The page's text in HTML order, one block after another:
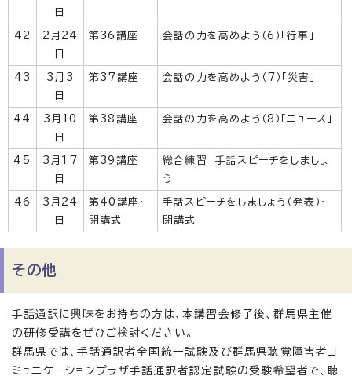
日
42
2月24
日
第36講座 会話の力を高めよう（6）「行事」
43
3月3
日
第37講座 会話の力を高めよう（7）「災害」
44
3月10
日
第38講座 会話の力を高めよう（8）「ニュース」
45
3月17
日
第39講座
総合練習 手話スピーチをしましょ
う
46
3月24
日
第40講座・
閉講式
手話スピーチをしましょう（発表）・
閉講式
その他
手話通訳に興味をお持ちの方は、本講習会修了後、群馬県主催
の研修受講をぜひご検討ください。
群馬県では、手話通訳者全国統一試験及び群馬県聴覚障害者コ
ミュニケーションプラザ手話通訳者認定試験の受験希望者で、聴